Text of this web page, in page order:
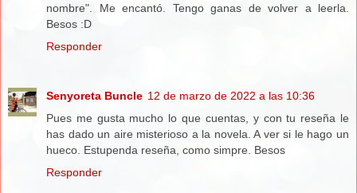
nombre". Me encantó. Tengo ganas de volver a leerla.
Besos :D
Responder
Senyoreta Buncle 12 de marzo de 2022 a las 10:36
Pues me gusta mucho lo que cuentas, y con tu reseña le
has dado un aire misterioso a la novela. A ver si le hago un
hueco. Estupenda reseña, como simpre. Besos
Responder